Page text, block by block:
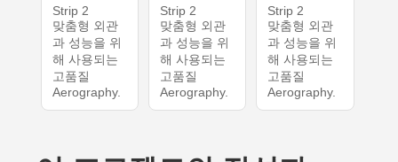
Strip 2
맞춤형 외관
과 성능을 위
해 사용되는
고품질
Aerography.
Strip 2
맞춤형 외관
과 성능을 위
해 사용되는
고품질
Aerography.
Strip 2
맞춤형 외관
과 성능을 위
해 사용되는
고품질
Aerography.